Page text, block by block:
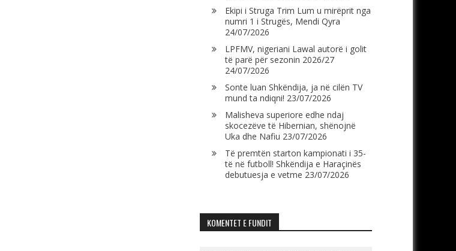
Ekipi i Struga Trim Lum u mirëprit nga
numri 1 i Strugës, Mendi Qyra
24/07/2026
LPFMV, nigeriani Lawal autorë i golit
të parë për sezonin 2026/27
24/07/2026
Sonte luan Shkëndija, ja në cilën TV
mund ta ndiqni! 23/07/2026
Malisheva superiore edhe ndaj
skocezëve të Hibernian, shënojnë
Uka dhe Nafiu 23/07/2026
Të premtën starton kampionati i 35-
të në futboll! Shkëndija e Haraçinës
debutuesja e vetme 23/07/2026
KOMENTET E FUNDIT